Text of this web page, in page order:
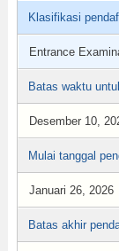
Klasifikasi
Entrance
Batas waktu
Desember 10,
Mulai tanggal
Januari 26, 2026
Batas akhir